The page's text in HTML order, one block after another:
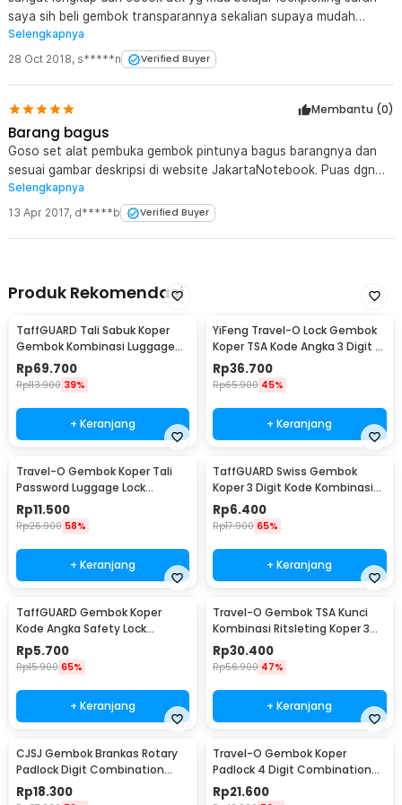
Rincian yang Anda dapatkan untuk pembelian produk ini:
20 x Goso Set Alat Pembuka Gembok Kunci Pintu Lock Pick
Locksmith - 038
3 x Kunci Pas Ganda
1 x Tas Kulit
saya sih beli gembok transparannya sekalian supaya mudah
belajar. saya suka jg dengan wadah kulitnya yg menimbulkan
kesan lux thanks jaknot for your unique products!
Selengkapnya
28 Oct 2018, s*****n Verified Buyer
Membantu (0)
Barang bagus
Goso set alat pembuka gembok pintunya bagus barangnya dan
sesuai gambar deskripsi di website JakartaNotebook. Puas dgn
barangnya, tapi pelayanannya lama krn antri lama pada proses
transaksi.
Selengkapnya
13 Apr 2017, d*****b Verified Buyer
Produk Rekomendasi
TaffGUARD Tali Sabuk Koper
Gembok Kombinasi Luggage
Lock Belt TSA 2M - TSA-319
Rp69.700
Rp113.900 39%
+ Keranjang
YiFeng Travel-O Lock Gembok
Koper TSA Kode Angka 3 Digit -
TSA-335
Rp36.700
Rp65.900 45%
+ Keranjang
Travel-O Gembok Koper Tali
Password Luggage Lock
Suitcase Belt - NTA-310
Rp11.500
Rp26.900 58%
+ Keranjang
TaffGUARD Swiss Gembok
Koper 3 Digit Kode Kombinasi
Angka Anti Bobol - 104
Rp6.400
Rp17.900 65%
+ Keranjang
TaffGUARD Gembok Koper
Kode Angka Safety Lock
Portable 3 Digit - Z001
Rp5.700
Rp15.900 65%
+ Keranjang
Travel-O Gembok TSA Kunci
Kombinasi Ritsleting Koper 3
Digit - TSA-425
Rp30.400
Rp56.900 47%
+ Keranjang
CJSJ Gembok Brankas Rotary
Padlock Digit Combination
Padlock - CH-209
Rp18.300
Travel-O Gembok Koper
Padlock 4 Digit Combination
Solid Brass - NTA-500
Rp21.600